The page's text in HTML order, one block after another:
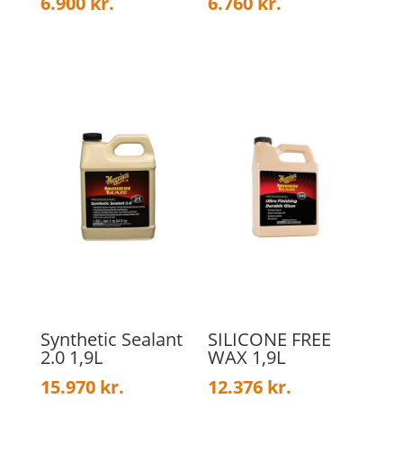
Synthetic Sealant
2.0 1,9L
15.970 kr.
SILICONE FREE
WAX 1,9L
12.376 kr.